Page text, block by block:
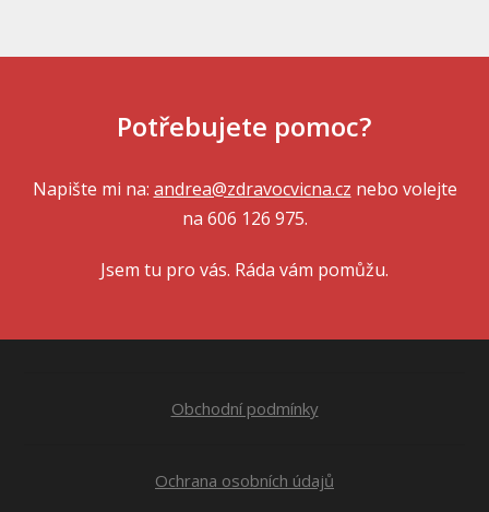
Potřebujete pomoc?
Napište mi na: andrea@zdravocvicna.cz nebo volejte
na 606 126 975.
Jsem tu pro vás. Ráda vám pomůžu.
Obchodní podmínky
Ochrana osobních údajů